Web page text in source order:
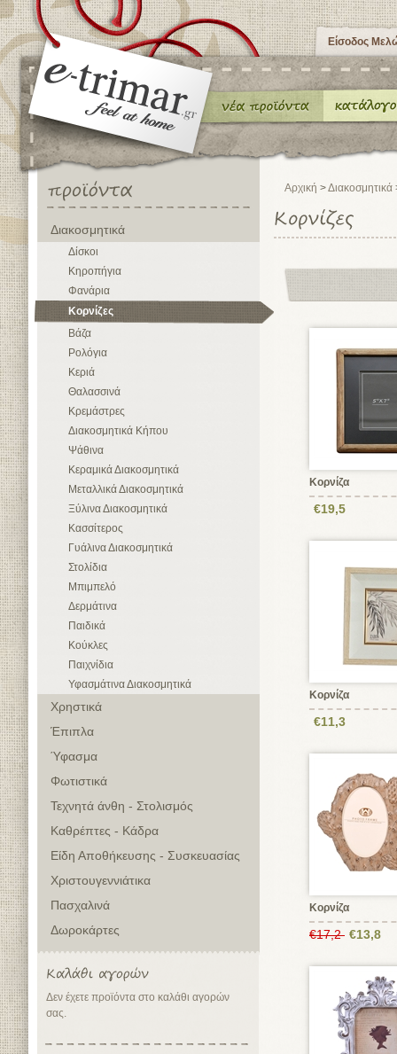
Είσοδος
Διακοσμητικά
Δίσκοι
Κηροπήγια
Φανάρια
Κορνίζες
Βάζα
Ρολόγια
Κεριά
Θαλασσινά
Κρεμάστρες
Διακοσμητικά Κήπου
Ψάθινα
Κεραμικά Διακοσμητικά
Μεταλλικά Διακοσμητικά
Ξύλινα Διακοσμητικά
Κασσίτερος
Γυάλινα Διακοσμητικά
Στολίδια
Μπιμπελό
Δερμάτινα
Παιδικά
Κούκλες
Παιχνίδια
Υφασμάτινα Διακοσμητικά
Χρηστικά
Έπιπλα
Ύφασμα
Φωτιστικά
Τεχνητά άνθη - Στολισμός
Καθρέπτες - Κάδρα
Είδη Αποθήκευσης - Συσκευασίας
Χριστουγεννιάτικα
Πασχαλινά
Δωροκάρτες
Δεν έχετε προϊόντα στο καλάθι αγορών
σας.
Αρχική >Διακοσμητικά
Κορνίζα
€19,5
Κορνίζα
€11,3
Κορνίζα
€17,2 €13,8